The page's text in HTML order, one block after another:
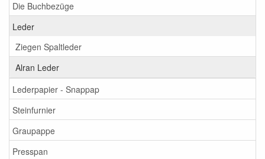
Die Buchbezüge
Leder
Ziegen Spaltleder
Alran Leder
Lederpapier - Snappap
Steinfurnier
Graupappe
Presspan